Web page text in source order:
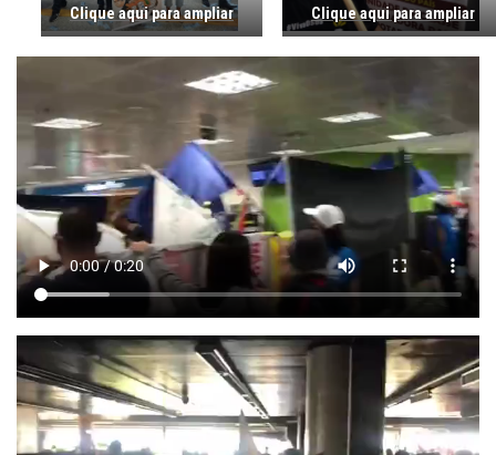
Clique aqui para ampliar Clique aqui para ampliar